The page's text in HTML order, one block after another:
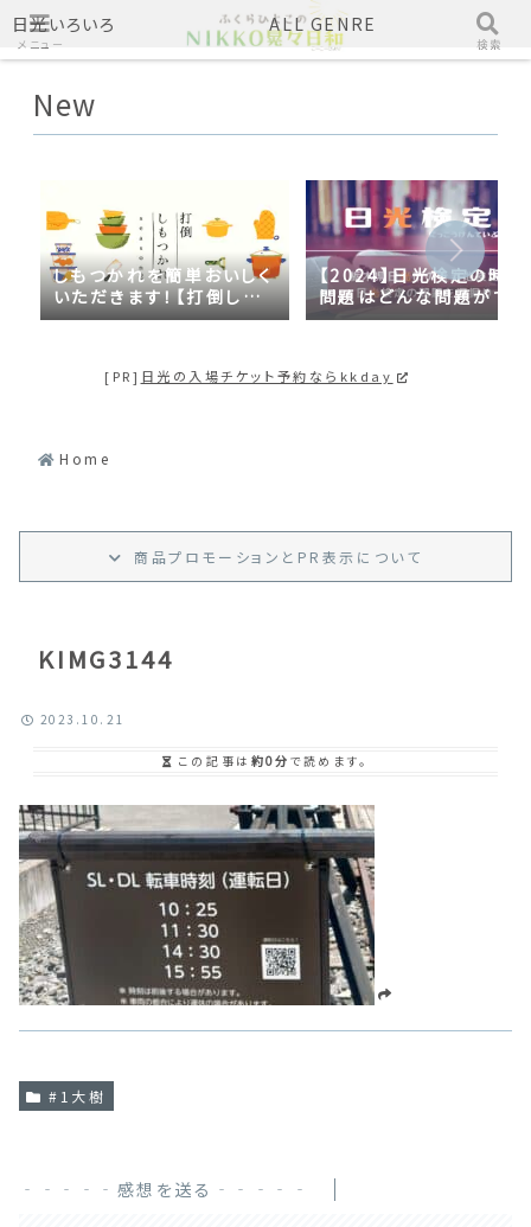
日光いろいろ ALL GENRE
New
しもつかれを簡単おいしく
いただきます！【打倒しも
つかれｓｅａｓｏｎ２】
【2024】日光検定の時事
問題はどんな問題がでる
の？2023年の時事問題
[PR] 日光の入場チケット予約ならkkday
Home
商品プロモーション と PR 表示 について
KIMG3144
2023.10.21
この記事は 約0分 で読めます。
#1大樹
‐‐‐‐‐感想を送る‐‐‐‐‐
メニュー 検索